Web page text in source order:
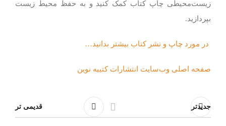
زیست‌محیطی چاپ کتاب کمک کنید و به حفظ محیط زیست
بپردازید.
در مورد چاپ و نشر کتاب بیشتر بدانید…
صفحه اصلی وب‌سایت انتشارات کتیبه نوین
جدیدتر قدیمی تر